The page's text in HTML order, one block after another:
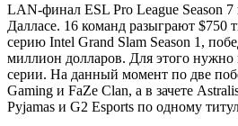
LAN-финал ESL Pro League Season 7
Далласе. 16 команд разыграют $750
серию Intel Grand Slam Season 1,
миллион долларов. Для этого нужно
серии. На данный момент по две
Gaming и FaZe Clan, а в зачете
Pyjamas и G2 Esports по одному